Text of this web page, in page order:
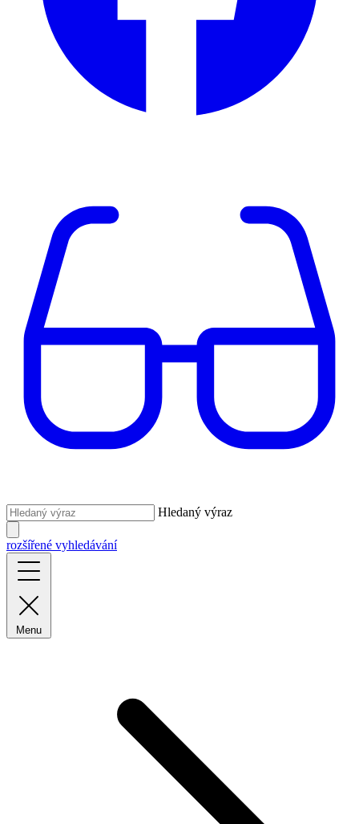
Hledaný výraz
rozšířené vyhledávání
Menu